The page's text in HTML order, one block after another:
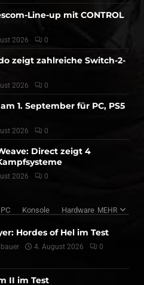
Line-up mit CONTROL
2026 0
zeigt zahlreiche Switch-2-
2026 0
1. September für PC, PS5
2026 0
Direct zeigt 4
2026 0
PC Konsole Hardware MEHR
Hordes of Hel im Test
4. August 2026 0
II im Test